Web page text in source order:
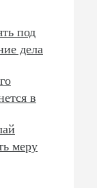
под
дела
в
меру